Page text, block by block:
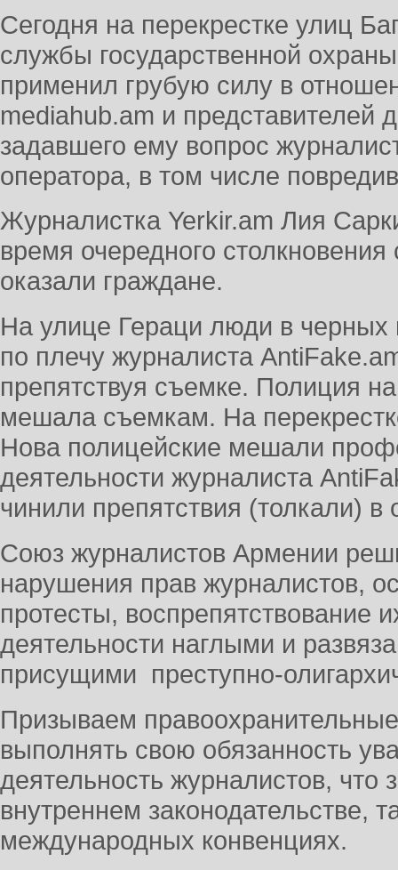
Сегодня на перекрестке улиц
службы государственной
применил грубую силу в
mediahub.am и представителей
задавшего ему вопрос
оператора, в том числе
Журналистка Yerkir.am Лия
время очередного
оказали граждане.
На улице Гераци люди в черных
по плечу журналиста
препятствуя съемке. Полиция
мешала съемкам. На
Нова полицейские мешали
деятельности журналиста
чинили препятствия (толкали)
Союз журналистов Армении
нарушения прав журналистов,
протесты, воспрепятствование
деятельности наглыми и
присущими преступно-
Призываем
выполнять свою обязанность
деятельность журналистов, что
внутреннем законодательстве,
международных конвенциях.